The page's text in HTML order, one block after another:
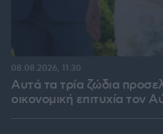
Αυτά τα τρία ζώδια
οικονομική επιτυχία τον
08.08.2026, 11:30